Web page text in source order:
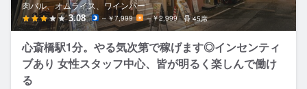
肉バル、オムライス、ワインバー
3.08 ～￥7,999 ～￥2,999 45席
心斎橋駅1分。やる気次第で稼げます◎インセンティ
ブあり 女性スタッフ中心、皆が明るく楽しんで働け
る